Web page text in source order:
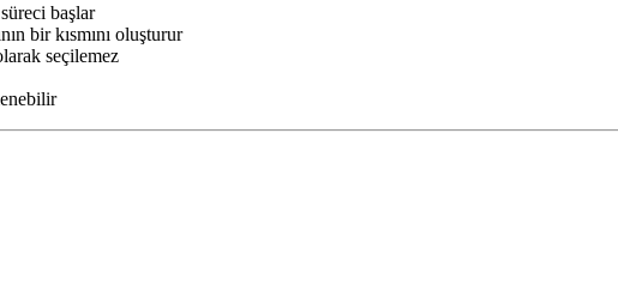
başlar
bir kısmını oluşturur
seçilemez